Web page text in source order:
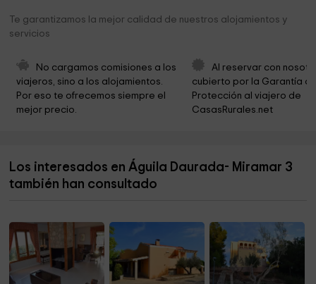
zone santes créus poligon
Museu de Ceràmica Popular
Tossal de Montagut
Cala Dels Pins Escalada 6,8 km
Ayuntamiento Del Perelló 7,3 km
Te garantizamos la mejor calidad de nuestros alojamientos y
servicios
No cargamos comisiones a los
viajeros, sino a los alojamientos.
Por eso te ofrecemos siempre el
mejor precio.
Al reservar con
cubierto por la Garantía
Protección al viajero de
CasasRurales.net
Los interesados en Águila Daurada- Miramar 3
también han consultado